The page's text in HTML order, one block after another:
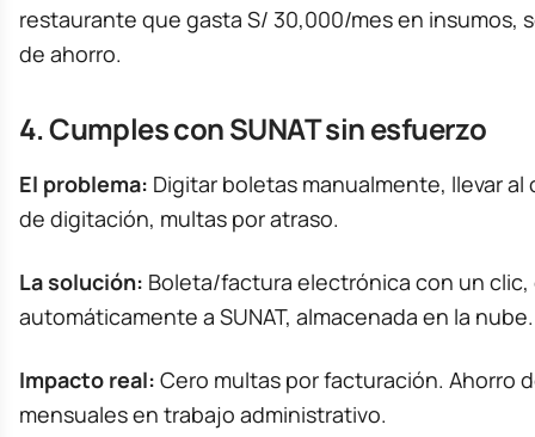
restaurante que gasta S/ 30,000/mes en insumos,
de ahorro.
4. Cumples con SUNAT sin esfuerzo
El problema: Digitar boletas manualmente, llevar
de digitación, multas por atraso.
La solución: Boleta/factura electrónica con un clic,
automáticamente a SUNAT, almacenada en la nube.
Impacto real: Cero multas por facturación. Ahorro
mensuales en trabajo administrativo.